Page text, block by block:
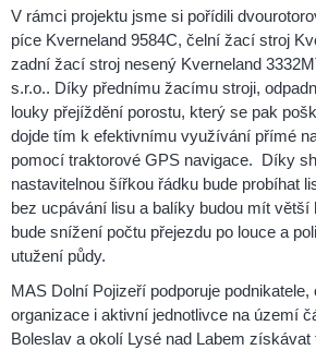
V rámci projektu jsme si pořídili
píce Kverneland 9584C, čelní žací stroj
zadní žací stroj nesený Kverneland
s.r.o.. Díky přednímu žacímu stroji,
louky přejíždění porostu, který se pak
dojde tím k efektivnímu využívání přímé
pomocí traktorové GPS navigace. Díky
nastavitelnou šířkou řádku bude probíhat
bez ucpávání lisu a balíky budou mít větší
bude snížení počtu přejezdu po louce a
utužení půdy.
MAS Dolní Pojizeří podporuje podnikatele,
organizace i aktivní jednotlivce na území
Boleslav a okolí Lysé nad Labem